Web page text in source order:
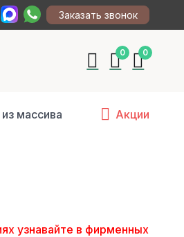
Заказать звонок
0 0
массива Акции
узнавайте в фирменных